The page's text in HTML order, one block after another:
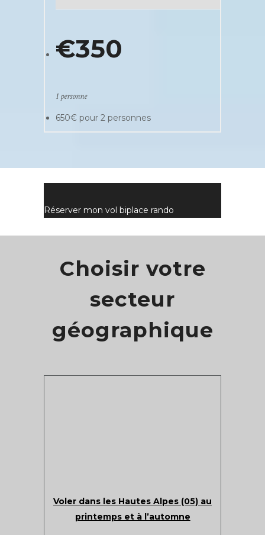
€350
1 personne
650€ pour 2 personnes
Réserver mon vol biplace rando
Choisir votre
secteur
géographique
Voler dans les Hautes Alpes (05) au
printemps et à l’automne